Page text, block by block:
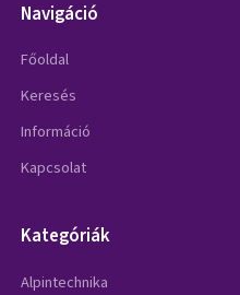
Navigáció
Főoldal
Keresés
Információ
Kapcsolat
Kategóriák
Alpintechnika